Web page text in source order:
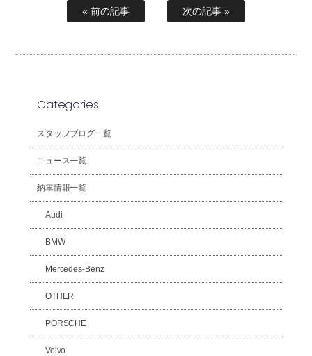
« 前の記事 次の記事 »
Categories
スタッフブログ一覧
ニュース一覧
納車情報一覧
Audi
BMW
Mercedes-Benz
OTHER
PORSCHE
Volvo